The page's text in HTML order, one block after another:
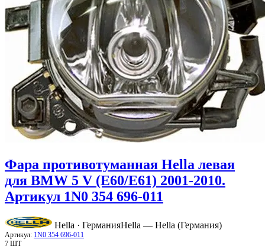
Фара противотуманная Hella левая
для BMW 5 V (E60/E61) 2001-2010.
Артикул 1N0 354 696-011
Hella · ГерманияHella — Hella (Германия)
Артикул: 1N0 354 696-011
7 ШТ